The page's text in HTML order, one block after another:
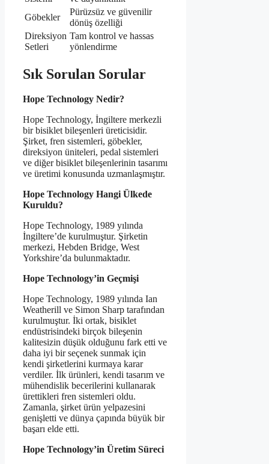
Göbekler
Pürüzsüz ve güvenilir
dönüş özelliği
Direksiyon
Setleri
Tam kontrol ve hassas
yönlendirme
Sık Sorulan Sorular
Hope Technology Nedir?
Hope Technology, İngiltere merkezli
bir bisiklet bileşenleri üreticisidir.
Şirket, fren sistemleri, göbekler,
direksiyon üniteleri, pedal sistemleri
ve diğer bisiklet bileşenlerinin tasarımı
ve üretimi konusunda uzmanlaşmıştır.
Hope Technology Hangi Ülkede
Kuruldu?
Hope Technology, 1989 yılında
İngiltere’de kurulmuştur. Şirketin
merkezi, Hebden Bridge, West
Yorkshire’da bulunmaktadır.
Hope Technology’in Geçmişi
Hope Technology, 1989 yılında Ian
Weatherill ve Simon Sharp tarafından
kurulmuştur. İki ortak, bisiklet
endüstrisindeki birçok bileşenin
kalitesizin düşük olduğunu fark etti ve
daha iyi bir seçenek sunmak için
kendi şirketlerini kurmaya karar
verdiler. İlk ürünleri, kendi tasarım ve
mühendislik becerilerini kullanarak
ürettikleri fren sistemleri oldu.
Zamanla, şirket ürün yelpazesini
genişletti ve dünya çapında büyük bir
başarı elde etti.
Hope Technology’in Üretim Süreci